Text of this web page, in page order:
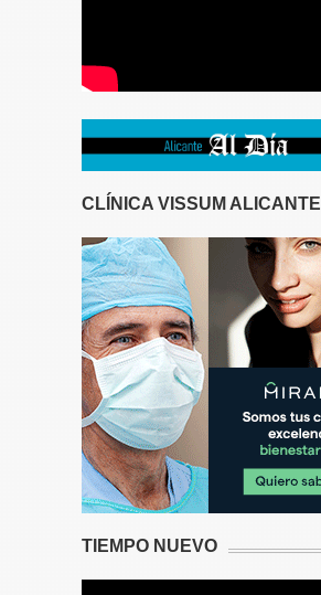
CLÍNICA VISSUM ALICANTE
TIEMPO NUEVO